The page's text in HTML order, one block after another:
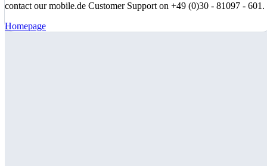
contact our mobile.de Customer Support on +49 (0)30 - 81097 - 601.
Homepage